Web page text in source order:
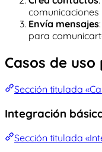
comunicaciones
Envía mensajes
para
Casos de uso
Sección titulada
Integración
Sección titulada